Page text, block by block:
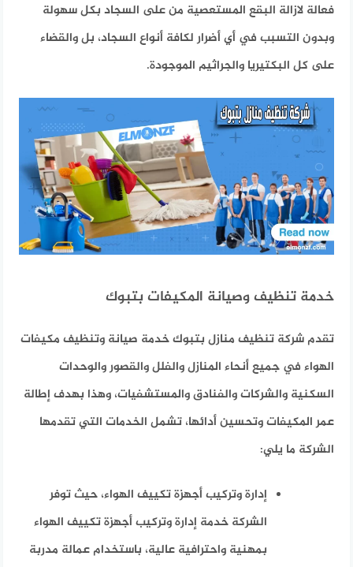
فعالة لازالة البقع المستعصية من على السجاد بكل سهولة
وبدون التسبب في أي أضرار لكافة أنواع السجاد، بل والقضاء
على كل البكتيريا والجراثيم الموجودة.
خدمة تنظيف وصيانة المكيفات بتبوك
تقدم شركة تنظيف منازل بتبوك خدمة صيانة وتنظيف مكيفات
الهواء في جميع أنحاء المنازل والفلل والقصور والوحدات
السكنية والشركات والفنادق والمستشفيات، وهذا بهدف إطالة
عمر المكيفات وتحسين أدائها، تشمل الخدمات التي تقدمها
الشركة ما يلي:
إدارة وتركيب أجهزة تكييف الهواء، حيث توفر
الشركة خدمة إدارة وتركيب أجهزة تكييف الهواء
بمهنية واحترافية عالية، باستخدام عمالة مدربة